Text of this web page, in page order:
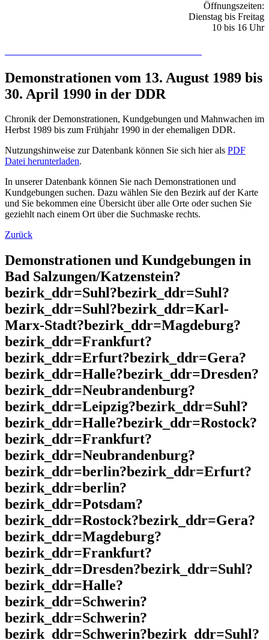
Öffnungszeiten:
Dienstag bis Freitag
10 bis 16 Uhr
Demonstrationen vom 13. August 1989 bis
30. April 1990 in der DDR
Chronik der Demonstrationen, Kundgebungen und Mahnwachen im
Herbst 1989 bis zum Frühjahr 1990 in der ehemaligen DDR.
Nutzungshinweise zur Datenbank können Sie sich hier als PDF
Datei herunterladen.
In unserer Datenbank können Sie nach Demonstrationen und
Kundgebungen suchen. Dazu wählen Sie den Bezirk auf der Karte
und Sie bekommen eine Übersicht über alle Orte oder suchen Sie
geziehlt nach einem Ort über die Suchmaske rechts.
Zurück
Demonstrationen und Kundgebungen in
Bad Salzungen/Katzenstein?
bezirk_ddr=Suhl?bezirk_ddr=Suhl?
bezirk_ddr=Suhl?bezirk_ddr=Karl-
Marx-Stadt?bezirk_ddr=Magdeburg?
bezirk_ddr=Frankfurt?
bezirk_ddr=Erfurt?bezirk_ddr=Gera?
bezirk_ddr=Halle?bezirk_ddr=Dresden?
bezirk_ddr=Neubrandenburg?
bezirk_ddr=Leipzig?bezirk_ddr=Suhl?
bezirk_ddr=Halle?bezirk_ddr=Rostock?
bezirk_ddr=Frankfurt?
bezirk_ddr=Neubrandenburg?
bezirk_ddr=berlin?bezirk_ddr=Erfurt?
bezirk_ddr=berlin?
bezirk_ddr=Potsdam?
bezirk_ddr=Rostock?bezirk_ddr=Gera?
bezirk_ddr=Magdeburg?
bezirk_ddr=Frankfurt?
bezirk_ddr=Dresden?bezirk_ddr=Suhl?
bezirk_ddr=Halle?
bezirk_ddr=Schwerin?
bezirk_ddr=Schwerin?
bezirk_ddr=Schwerin?bezirk_ddr=Suhl?